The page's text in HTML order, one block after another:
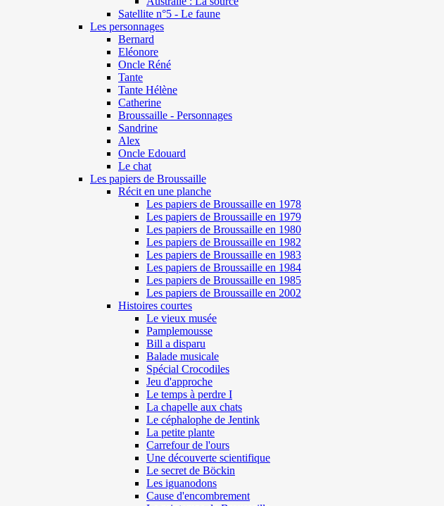
Satellite n°5 - Le faune
Les personnages
Bernard
Eléonore
Oncle Réné
Tante
Tante Hélène
Catherine
Broussaille - Personnages
Sandrine
Alex
Oncle Edouard
Le chat
Les papiers de Broussaille
Récit en une planche
Les papiers de Broussaille en 1978
Les papiers de Broussaille en 1979
Les papiers de Broussaille en 1980
Les papiers de Broussaille en 1982
Les papiers de Broussaille en 1983
Les papiers de Broussaille en 1984
Les papiers de Broussaille en 1985
Les papiers de Broussaille en 2002
Histoires courtes
Le vieux musée
Pamplemousse
Bill a disparu
Balade musicale
Spécial Crocodiles
Jeu d'approche
Le temps à perdre I
La chapelle aux chats
Le céphalophe de Jentink
La petite plante
Carrefour de l'ours
Une découverte scientifique
Le secret de Böckin
Les iguanodons
Cause d'encombrement